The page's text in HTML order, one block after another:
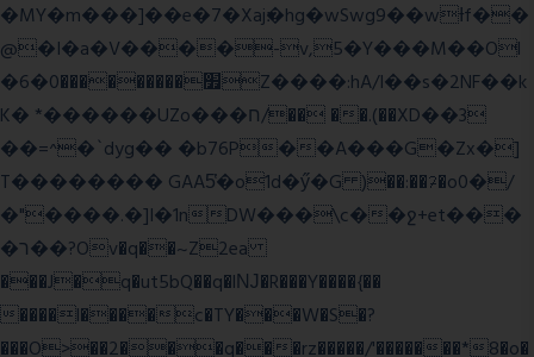
�MY�m���]��e�7�Xaj׃�hg�wSwg9��wƗf��
@�I�a�V����-v,5�Y���M��Ol
�׿���������0�6Z����:hA/I��s�2NF��k
K� *������UZo���ח/�� ��.(��XD��3
��=^�`dyg�� �b76P��A���G�Zx�]
T�������� GAA5̔�o1d�ӳ�G )��:��ℱ�o0�/
�"����.�]I�1nDW���\c��ջ+et���
�ר��?Ov�q��~Z2ea
���J�q�ut5bQ��q�lǊ�R���Y����{��
����l����c�TY���W�S�?
���O>��2���q���rz�����/'�������*8�o�